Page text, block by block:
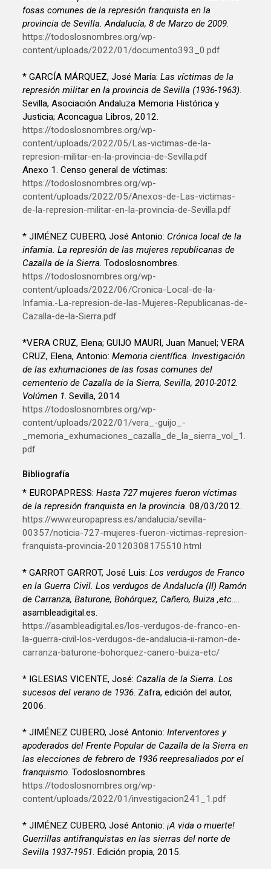
fosas comunes de la represión franquista en la
provincia de Sevilla. Andalucía, 8 de Marzo de 2009.
https://todoslosnombres.org/wp-
content/uploads/2022/01/documento393_0.pdf
* GARCÍA MÁRQUEZ, José María:Las víctimas de la
represión militar en la provincia de Sevilla (1936-1963).
Sevilla, Asociación Andaluza Memoria Histórica y
Justicia; Aconcagua Libros, 2012.
https://todoslosnombres.org/wp-
content/uploads/2022/05/Las-victimas-de-la-
represion-militar-en-la-provincia-de-Sevilla.pdf
Anexo 1. Censo general de víctimas:
https://todoslosnombres.org/wp-
content/uploads/2022/05/Anexos-de-Las-victimas-
de-la-represion-militar-en-la-provincia-de-Sevilla.pdf
* JIMÉNEZ CUBERO, José Antonio: Crónica local de la
infamia. La represión de las mujeres republicanas de
Cazalla de la Sierra. Todoslosnombres.
https://todoslosnombres.org/wp-
content/uploads/2022/06/Cronica-Local-de-la-
Infamia.-La-represion-de-las-Mujeres-Republicanas-de-
Cazalla-de-la-Sierra.pdf
*VERA CRUZ, Elena; GUIJO MAURI, Juan Manuel; VERA
CRUZ, Elena, Antonio:Memoria científica. Investigación
de las exhumaciones de las fosas comunes del
cementerio de Cazalla de la Sierra, Sevilla, 2010-2012.
Volúmen 1. Sevilla, 2014
https://todoslosnombres.org/wp-
content/uploads/2022/01/vera_-guijo_-
_memoria_exhumaciones_cazalla_de_la_sierra_vol_1.
pdf
Bibliografía
* EUROPAPRESS:Hasta 727 mujeres fueron víctimas
de la represión franquista en la provincia. 08/03/2012.
https://www.europapress.es/andalucia/sevilla-
00357/noticia-727-mujeres-fueron-victimas-represion-
franquista-provincia-20120308175510.html
* GARROT GARROT, José Luis:Los verdugos de Franco
en la Guerra Civil. Los verdugos de Andalucía (II) Ramón
de Carranza, Baturone, Bohórquez, Cañero, Buiza ,etc….
asambleadigital.es.
https://asambleadigital.es/los-verdugos-de-franco-en-
la-guerra-civil-los-verdugos-de-andalucia-ii-ramon-de-
carranza-baturone-bohorquez-canero-buiza-etc/
* IGLESIAS VICENTE, José: Cazalla de la Sierra. Los
sucesos del verano de 1936. Zafra, edición del autor,
2006.
* JIMÉNEZ CUBERO, José Antonio:Interventores y
apoderados del Frente Popular de Cazalla de la Sierra en
las elecciones de febrero de 1936 reepresaliados por el
franquismo. Todoslosnombres.
https://todoslosnombres.org/wp-
content/uploads/2022/01/investigacion241_1.pdf
* JIMÉNEZ CUBERO, José Antonio:¡A vida o muerte!
Guerrillas antifranquistas en las sierras del norte de
Sevilla 1937-1951. Edición propia, 2015.